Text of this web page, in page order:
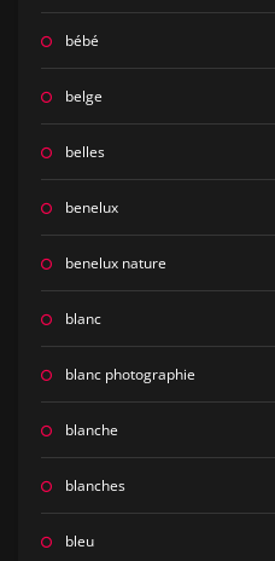
bébé
belge
belles
benelux
benelux nature
blanc
blanc photographie
blanche
blanches
bleu